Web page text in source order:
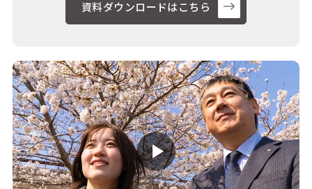
資料ダウンロードはこちら